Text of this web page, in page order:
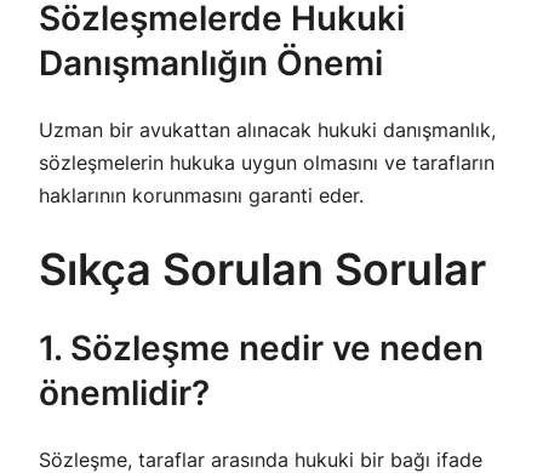
Sözleşmelerde Hukuki
Danışmanlığın Önemi
Uzman bir avukattan alınacak hukuki danışmanlık,
sözleşmelerin hukuka uygun olmasını ve tarafların
haklarının korunmasını garanti eder.
Sıkça Sorulan Sorular
1. Sözleşme nedir ve neden
önemlidir?
Sözleşme, taraflar arasında hukuki bir bağı ifade